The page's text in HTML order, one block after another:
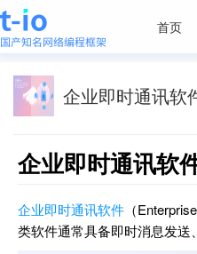
首页
企业即时通讯软
企业即时通讯软
企业即时通讯软件 （
类软件通常具备即时消息发